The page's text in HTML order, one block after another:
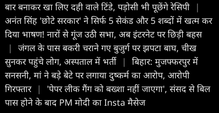
बार बनाकर खा लिए दही वाले टिंडे, पड़ोसी भी पूछेंगे रेसिपी
|
अनंत सिंह 'छोटे सरकार' ने सिर्फ 5 सेकंड और 5 शब्दों में खत्म कर
दिया भाषण! नारों से गूंज उठी सभा, अब इंटरनेट पर छिड़ी बहस
|
जंगल के पास बकरी चराने गए बुजुर्ग पर झपटा बाघ, चीख
सुनकर पहुंचे लोग, अस्पताल में भर्ती |
बिहार: मुजफ्फरपुर में
सनसनी, मां ने बड़े बेटे पर लगाया दुष्कर्म का आरोप, आरोपी
गिरफ्तार |
'पेपर लीक गैंग को बख्शा नहीं जाएगा', संसद से बिल
पास होने के बाद PM मोदी का Insta मैसेज